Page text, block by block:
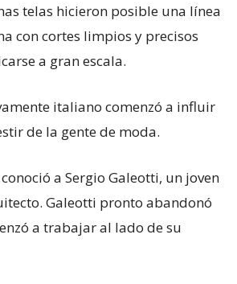
telas hicieron posible una línea
con cortes limpios y precisos
a gran escala.
italiano comenzó a influir
de la gente de moda.
a Sergio Galeotti, un joven
Galeotti pronto abandonó
a trabajar al lado de su